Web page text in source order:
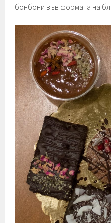
бонбони във формата на